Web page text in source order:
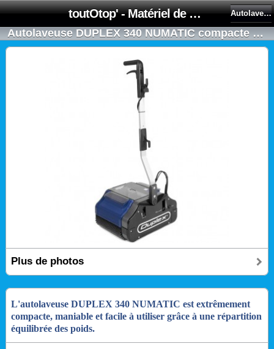
toutOtop' - Matériel de nettoyage, produit d'entretien, lubrifiant pour professionnel et particulier Autolaveuse Duplex Numatic
Autolaveuse DUPLEX 340 NUMATIC compacte à rouleaux tous types de sols et moquettes
Plus de photos
L'autolaveuse DUPLEX 340 NUMATIC est extrêmement
compacte, maniable et facile à utiliser grâce à une répartition
équilibrée des poids.